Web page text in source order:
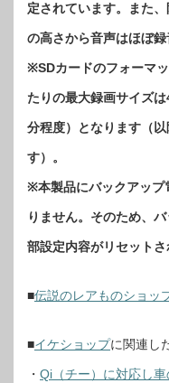
定されています。また
の高さから音声はほぼ録
※SDカードのフォーマ
たりの最大録画サイズ
分程度）となります（
す）。
※本製品にバックアップ
りません。そのため、
部設定内容がリセットさ
■伝説のレアものショ
■イケショップに関連し
・ Qi（チー）に対応し